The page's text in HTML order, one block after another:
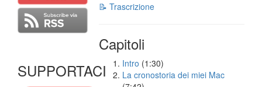
SUPPORTACI
📝 Trascrizione
Capitoli
Intro (1:30)
La cronostoria dei miei Mac